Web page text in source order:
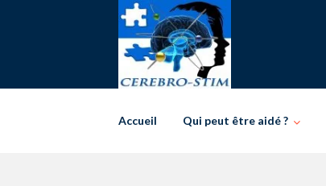
Accueil Qui peut être aidé ?